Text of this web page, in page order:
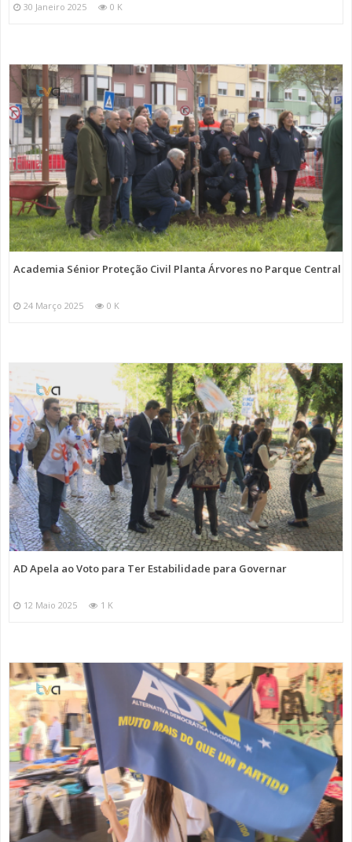
30 Janeiro 2025 0 K
Academia Sénior Proteção Civil Planta Árvores no Parque Central
24 Março 2025 0 K
AD Apela ao Voto para Ter Estabilidade para Governar
12 Maio 2025 1 K